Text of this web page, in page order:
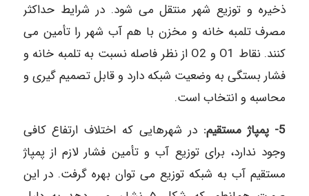
ذخیره و توزیع شهر منتقل می شود. در شرایط حداکثر
مصرف تلمبه خانه و مخزن با هم آب شهر را تأمین می
کنند. نقاط O1 و O2 از نظر فاصله نسبت به تلمبه خانه و
فشار بستگی به وضعیت شبکه دارد و قابل تصمیم گیری و
محاسبه و انتخاب است.
5- پمپاژ مستقیم:
در شهرهایی که اختلاف ارتفاع کافی
وجود ندارد، برای توزیع آب و تأمین فشار لازم از پمپاژ
مستقیم آب به شبکه توزیع می توان بهره گرفت. در این